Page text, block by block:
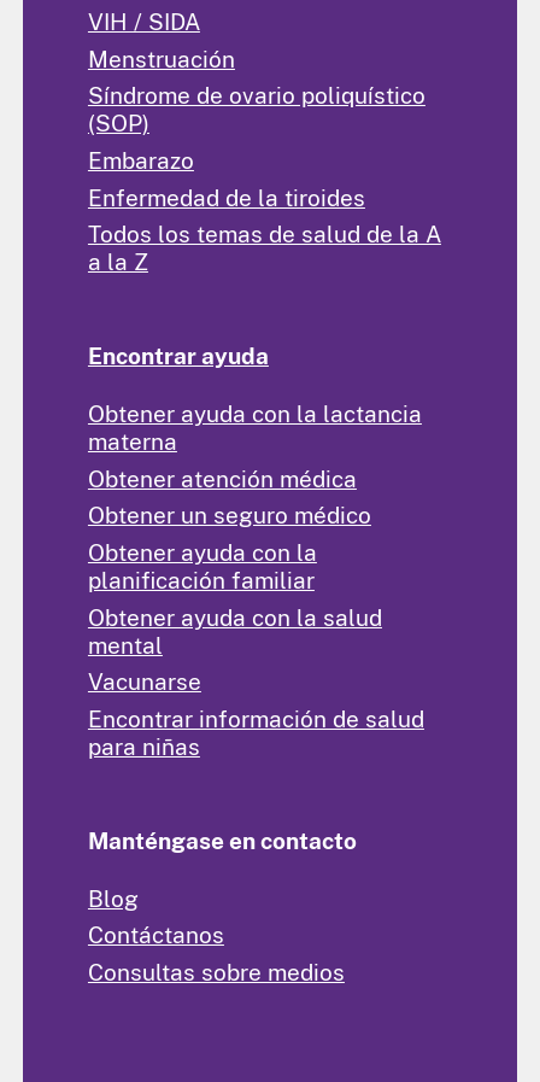
VIH / SIDA
Menstruación
Síndrome de ovario poliquístico
(SOP)
Embarazo
Enfermedad de la tiroides
Todos los temas de salud de la A
a la Z
Encontrar ayuda
Obtener ayuda con la lactancia
materna
Obtener atención médica
Obtener un seguro médico
Obtener ayuda con la
planificación familiar
Obtener ayuda con la salud
mental
Vacunarse
Encontrar información de salud
para niñas
Manténgase en contacto
Blog
Contáctanos
Consultas sobre medios